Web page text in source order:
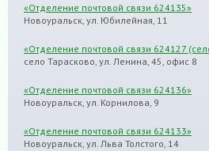
«Отделение почтовой связи 624135»
Новоуральск, ул. Юбилейная, 11
«Отделение почтовой связи 624127
село Тарасково, ул. Ленина, 45, офис 8
«Отделение почтовой связи 624136»
Новоуральск, ул. Корнилова, 9
«Отделение почтовой связи 624133»
Новоуральск, ул. Льва Толстого, 14